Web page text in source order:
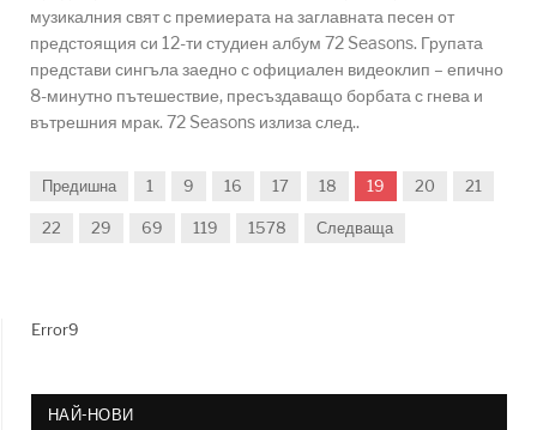
музикалния свят с премиерата на заглавната песен от
предстоящия си 12-ти студиен албум 72 Seasons. Групата
представи сингъла заедно с официален видеоклип – епично
8-минутно пътешествие, пресъздаващо борбата с гнева и
вътрешния мрак. 72 Seasons излиза след..
Предишна 1 9 16 17 18 19 20 21
22 29 69 119 1578 Следваща
Error9
НАЙ-НОВИ